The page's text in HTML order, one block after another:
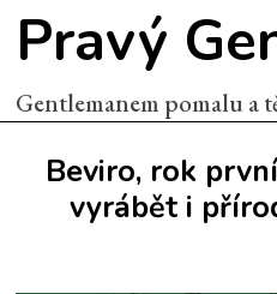
Pravý
Gentlemanem pomalu a
Beviro, rok
vyrábět i